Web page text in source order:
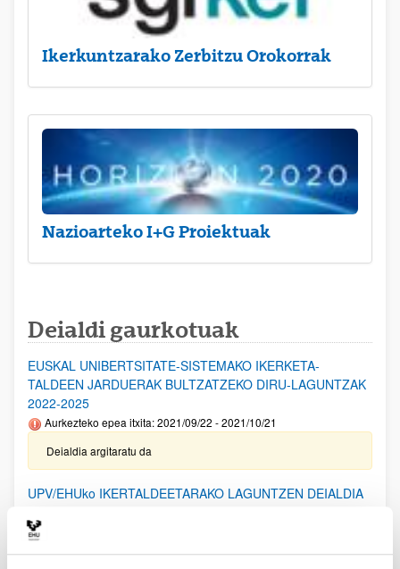
Ikerkuntzarako Zerbitzu Orokorrak
Nazioarteko I+G Proiektuak
Deialdi gaurkotuak
EUSKAL UNIBERTSITATE-SISTEMAKO IKERKETA-
TALDEEN JARDUERAK BULTZATZEKO DIRU-LAGUNTZAK
2022-2025
Aurkezteko epea itxita: 2021/09/22 - 2021/10/21
Deialdia argitaratu da
UPV/EHUko IKERTALDEETARAKO LAGUNTZEN DEIALDIA
(2024/02/14) Emandako eta ezetsitako laguntzen behin-betiko